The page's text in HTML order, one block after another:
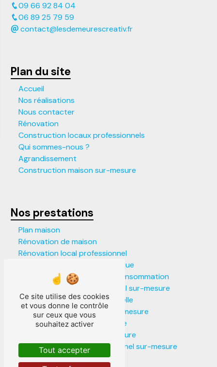
09 66 92 84 04
06 89 25 79 59
contact@lesdemeurescreativ.fr
Plan du site
Accueil
Nos réalisations
Nous contacter
Rénovation
Construction locaux professionnels
Qui sommes-nous ?
Agrandissement
Construction maison sur-mesure
Nos prestations
Plan maison
Rénovation de maison
Rénovation local professionnel
Construction maison écologique
Construction maison faible consommation
Construction local commercial sur-mesure
Construction maison individuelle
Construction locaux pro sur-mesure
Construction maison moderne
Construction maison sur-mesure
Construction local professionnel sur-mesure
Agrandissement de maison
Ce site utilise des cookies
et vous donne le contrôle
sur ceux que vous
souhaitez activer
Tout accepter